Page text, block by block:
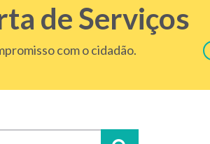
de Serviços
com o cidadão.